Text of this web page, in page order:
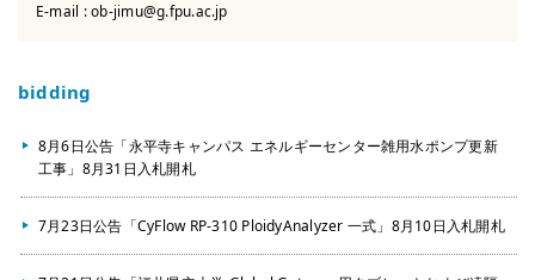
E-mail :ob-jimu@g.fpu.ac.jp
bidding
8月6日公告「永平寺キャンパス エネルギーセンター雑用水ポンプ更新
工事」8月31日入札開札
7月23日公告「CyFlow RP-310 PloidyAnalyzer 一式」8月10日入札開札